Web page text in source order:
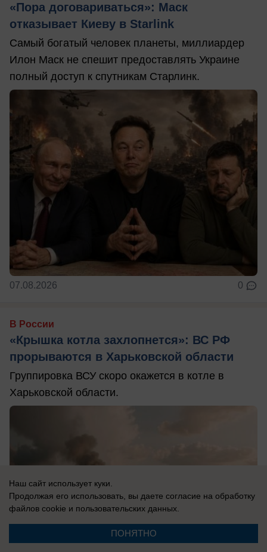
«Пора договариваться»: Маск
отказывает Киеву в Starlink
Самый богатый человек планеты, миллиардер
Илон Маск не спешит предоставлять Украине
полный доступ к спутникам Старлинк.
07.08.2026 0
В России
«Крышка котла захлопнется»: ВС РФ
прорываются в Харьковской области
Группировка ВСУ скоро окажется в котле в
Харьковской области.
Наш сайт использует куки.
Продолжая его использовать, вы даете согласие на обработку
файлов cookie и пользовательских данных.
ПОНЯТНО